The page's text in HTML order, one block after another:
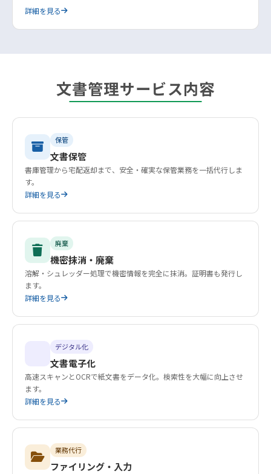
詳細を見る
文書管理サービス内容
保管
文書保管
書庫管理から宅配返却まで、安全・確実な保管業務を一括代行しま
す。
詳細を見る
廃棄
機密抹消・廃棄
溶解・シュレッダー処理で機密情報を完全に抹消。証明書も発行し
ます。
詳細を見る
デジタル化
文書電子化
高速スキャンとOCRで紙文書をデータ化。検索性を大幅に向上させ
ます。
詳細を見る
業務代行
ファイリング・入力